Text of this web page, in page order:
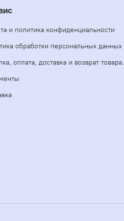
и политика конфиденциальности
обработки персональных данных
оплата, доставка и возврат товара.